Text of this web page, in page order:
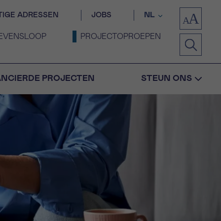
ADRESSEN JOBS NL
PROJECTOPROEPEN
PROJECTEN STEUN ONS